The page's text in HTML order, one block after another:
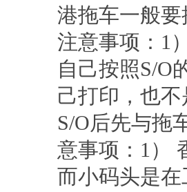
港拖车一般
注意事项：1
自己按照S/O
己打印，也
S/O后先与拖
意事项：1）
而小码头是